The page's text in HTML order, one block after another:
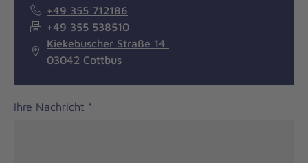
+49 355 712186
+49 355 538510
Kiekebuscher Straße 14
03042 Cottbus
Ihre Nachricht *